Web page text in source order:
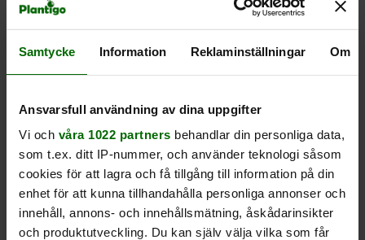
Samtycke Information Reklaminställningar Om
Ansvarsfull användning av dina uppgifter
Vi och våra 1022 partners behandlar din personliga data,
som t.ex. ditt IP-nummer, och använder teknologi såsom
cookies för att lagra och få tillgång till information på din
enhet för att kunna tillhandahålla personliga annonser och
innehåll, annons- och innehållsmätning, åskådarinsikter
och produktutveckling. Du kan själv välja vilka som får
Leverans 1-
Eget lager allt i
Beskrivning
Produktrecensioner